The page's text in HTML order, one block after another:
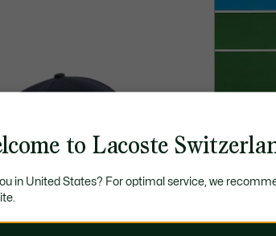
to Lacoste
in United States? For optimal service, we